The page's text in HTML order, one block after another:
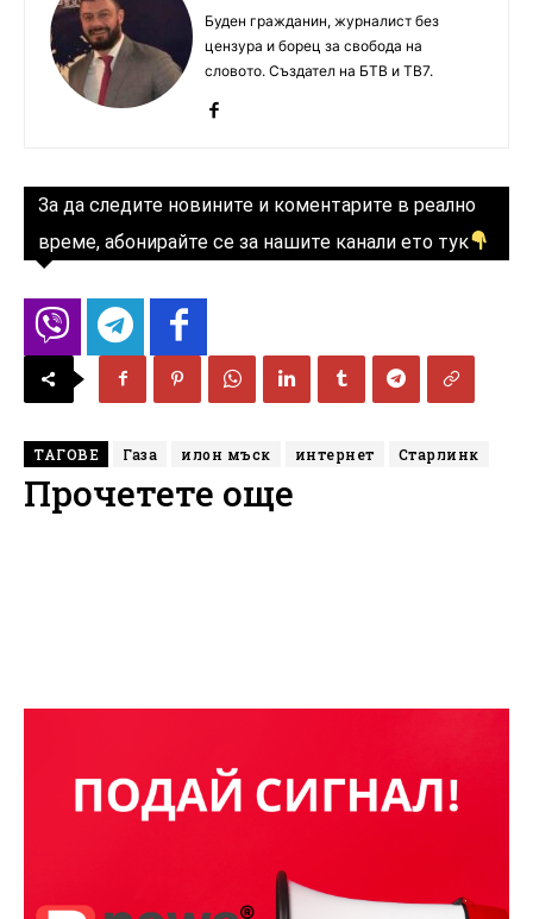
Буден гражданин, журналист без
цензура и борец за свобода на
словото. Създател на БТВ и ТВ7.
За да следите новините и коментарите в реално
време, абонирайте се за нашите канали ето тук
ТАГОВЕ Газа илон мъск интернет Старлинк
Прочетете още